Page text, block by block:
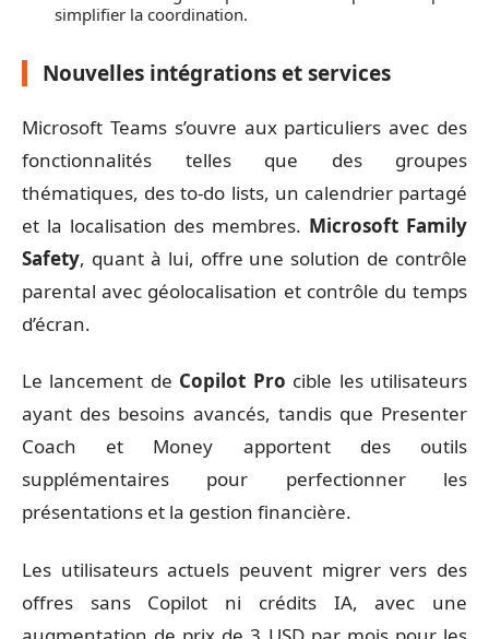
simplifier la coordination.
Nouvelles intégrations et services
Microsoft Teams s’ouvre aux particuliers avec des
fonctionnalités telles que des groupes
thématiques, des to-do lists, un calendrier partagé
et la localisation des membres. Microsoft Family
Safety, quant à lui, offre une solution de contrôle
parental avec géolocalisation et contrôle du temps
d’écran.
Le lancement de Copilot Pro cible les utilisateurs
ayant des besoins avancés, tandis que Presenter
Coach et Money apportent des outils
supplémentaires pour perfectionner les
présentations et la gestion financière.
Les utilisateurs actuels peuvent migrer vers des
offres sans Copilot ni crédits IA, avec une